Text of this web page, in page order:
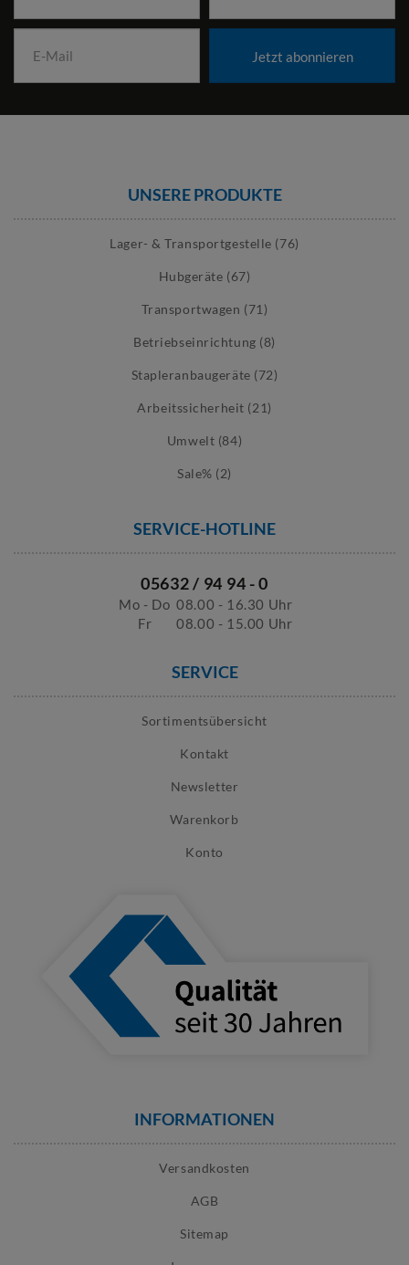
Jetzt abonnieren
UNSERE PRODUKTE
Lager- & Transportgestelle (76)
Hubgeräte (67)
Transportwagen (71)
Betriebseinrichtung (8)
Stapleranbaugeräte (72)
Arbeitssicherheit (21)
Umwelt (84)
Sale% (2)
SERVICE-HOTLINE
05632 / 94 94 - 0
Mo - Do 08.00 - 16.30 Uhr
Fr
08.00 - 15.00 Uhr
SERVICE
Sortimentsübersicht
Kontakt
Newsletter
Warenkorb
Konto
INFORMATIONEN
Versandkosten
AGB
Sitemap